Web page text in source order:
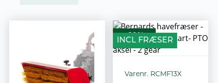
-29%
INCL FRÆSER
Varenr. RCMF13X